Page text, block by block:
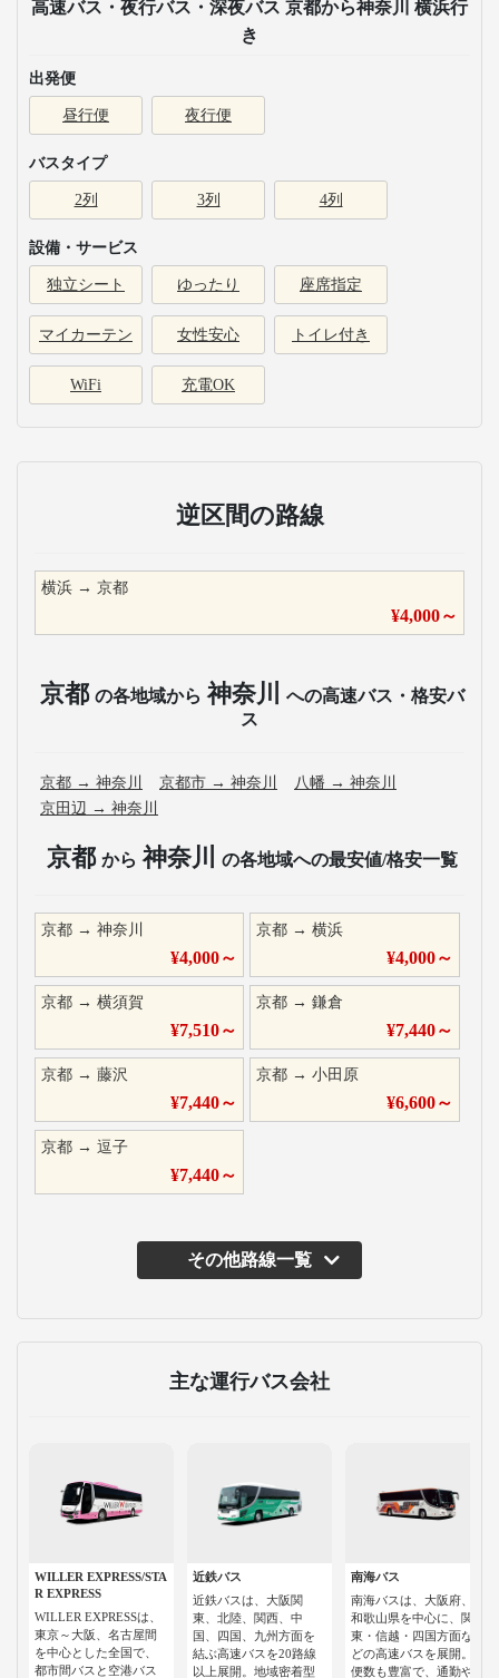
高速バス・夜行バス・深夜バス 京都から神奈川 横浜行
き
出発便
昼行便 夜行便
バスタイプ
2列 3列 4列
設備・サービス
独立シート ゆったり 座席指定
マイカーテン 女性安心 トイレ付き
WiFi 充電OK
逆区間の路線
横浜 → 京都
¥4,000～
京都 の各地域から 神奈川
への高速バス・格安バ
ス
京都 → 神奈川 京都市 → 神奈川 八幡 → 神奈川
京田辺 → 神奈川
京都 から 神奈川 の各地域への最安値/格安一覧
京都 → 神奈川
¥4,000～
京都 →横浜
¥4,000～
京都 → 横須賀
¥7,510～
京都 →鎌倉
¥7,440～
京都 → 藤沢
¥7,440～
京都 →小田原
¥6,600～
京都 → 逗子
¥7,440～
その他路線一覧
主な運行バス会社
WILLER EXPRESS/STA
R EXPRESS
WILLER EXPRESSは、
東京～大阪、名古屋間
を中心とした全国で、
都市間バスと空港バス
近鉄バス
近鉄バスは、大阪関
東、北陸、関西、中
国、四国、九州方面を
結ぶ高速バスを20路線
以上展開。地域密着型
南海バス
南海バスは、大阪府、
和歌山県を中心に、関
東・信越・四国方面な
どの高速バスを展開。
便数も豊富で、通勤や